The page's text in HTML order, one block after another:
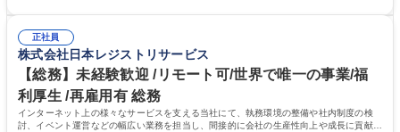
正社員
株式会社日本レジストリサービス
【総務】未経験歓迎 /リモート可/世界で唯一の事業/福
利厚生 /再雇用有 総務
インターネット上の様々なサービスを支える当社にて、執務環境の整備や社内制度の検
討、イベント運営などの幅広い業務を担当し、間接的に会社の生産性向上や成長に貢献し